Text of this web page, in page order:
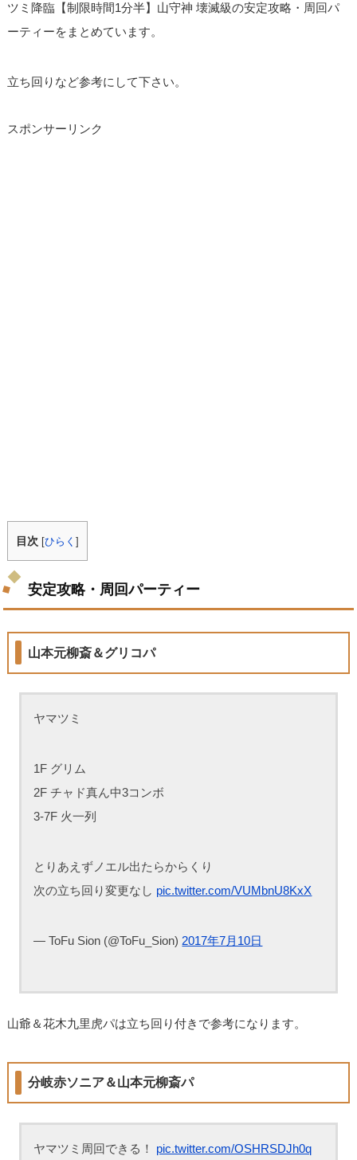
ツミ降臨【制限時間1分半】山守神 壊滅級の安定攻略・周回パ
ーティーをまとめています。
立ち回りなど参考にして下さい。
スポンサーリンク
目次 [ひらく]
安定攻略・周回パーティー
山本元柳斎＆グリコパ
ヤマツミ
1F グリム
2F チャド真ん中3コンボ
3-7F 火一列
とりあえずノエル出たらからくり
次の立ち回り変更なし pic.twitter.com/VUMbnU8KxX
— ToFu Sion (@ToFu_Sion) 2017年7月10日
山爺＆花木九里虎パは立ち回り付きで参考になります。
分岐赤ソニア＆山本元柳斎パ
ヤマツミ周回できる！ pic.twitter.com/OSHRSDJh0q